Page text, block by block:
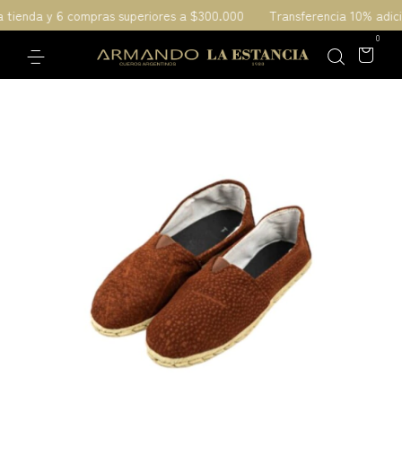
y 6 compras superiores a $300.000 Transferencia 10%
0